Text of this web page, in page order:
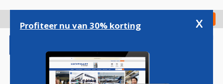
gaan
Check in
Profiteer nu van 30% korting x